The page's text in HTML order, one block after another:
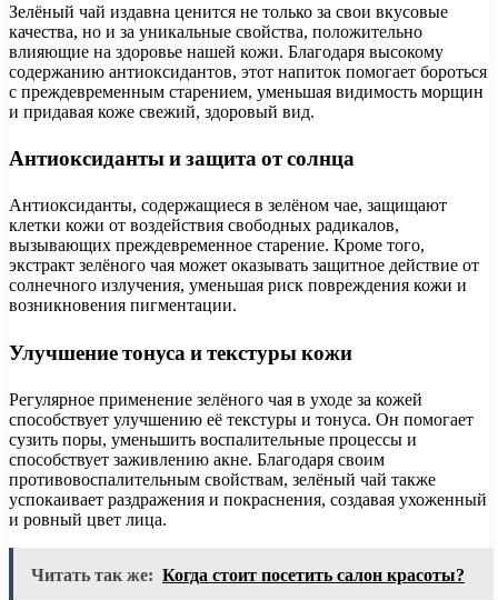
Зелёный чай издавна ценится не только за свои вкусовые
качества, но и за уникальные свойства, положительно
влияющие на здоровье нашей кожи. Благодаря высокому
содержанию антиоксидантов, этот напиток помогает бороться
с преждевременным старением, уменьшая видимость морщин
и придавая коже свежий, здоровый вид.
Антиоксиданты и защита от солнца
Антиоксиданты, содержащиеся в зелёном чае, защищают
клетки кожи от воздействия свободных радикалов,
вызывающих преждевременное старение. Кроме того,
экстракт зелёного чая может оказывать защитное действие от
солнечного излучения, уменьшая риск повреждения кожи и
возникновения пигментации.
Улучшение тонуса и текстуры кожи
Регулярное применение зелёного чая в уходе за кожей
способствует улучшению её текстуры и тонуса. Он помогает
сузить поры, уменьшить воспалительные процессы и
способствует заживлению акне. Благодаря своим
противовоспалительным свойствам, зелёный чай также
успокаивает раздражения и покраснения, создавая ухоженный
и ровный цвет лица.
Читать так же: Когда стоит посетить салон красоты?